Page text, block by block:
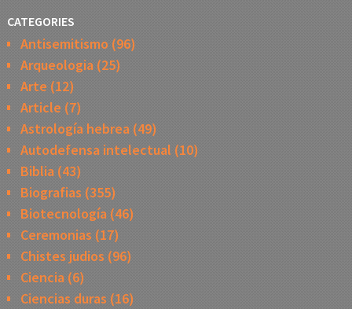
CATEGORIES
Antisemitismo (96)
Arqueologia(25)
Arte (12)
Article (7)
Astrología hebrea(49)
Autodefensa intelectual (10)
Biblia(43)
Biografias (355)
Biotecnología(46)
Ceremonias (17)
Chistes judios (96)
Ciencia(6)
Ciencias duras (16)